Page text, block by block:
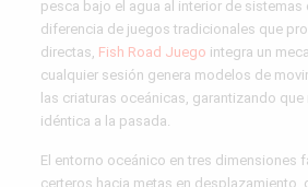
pesca bajo el agua al interior de
diferencia de juegos tradicionales que
directas, Fish Road Juego integra un
cualquier sesión genera modelos de
las criaturas oceánicas, garantizando
idéntica a la pasada.
El entorno oceánico en tres dimensiones
certeros hacia metas en desplazamiento,